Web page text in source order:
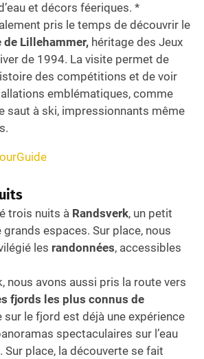
et décors féeriques. *
pris le temps de découvrir le
Lillehammer, héritage des Jeux
de 1994. La visite permet de
des compétitions et de voir
emblématiques, comme
saut à ski, impressionnants même
trois nuits à Randsverk, un petit
espaces. Sur place, nous
les randonnées, accessibles
nous avons aussi pris la route vers
fjords les plus connus de
sur le fjord est déjà une expérience
spectaculaires sur l’eau
place, la découverte se fait